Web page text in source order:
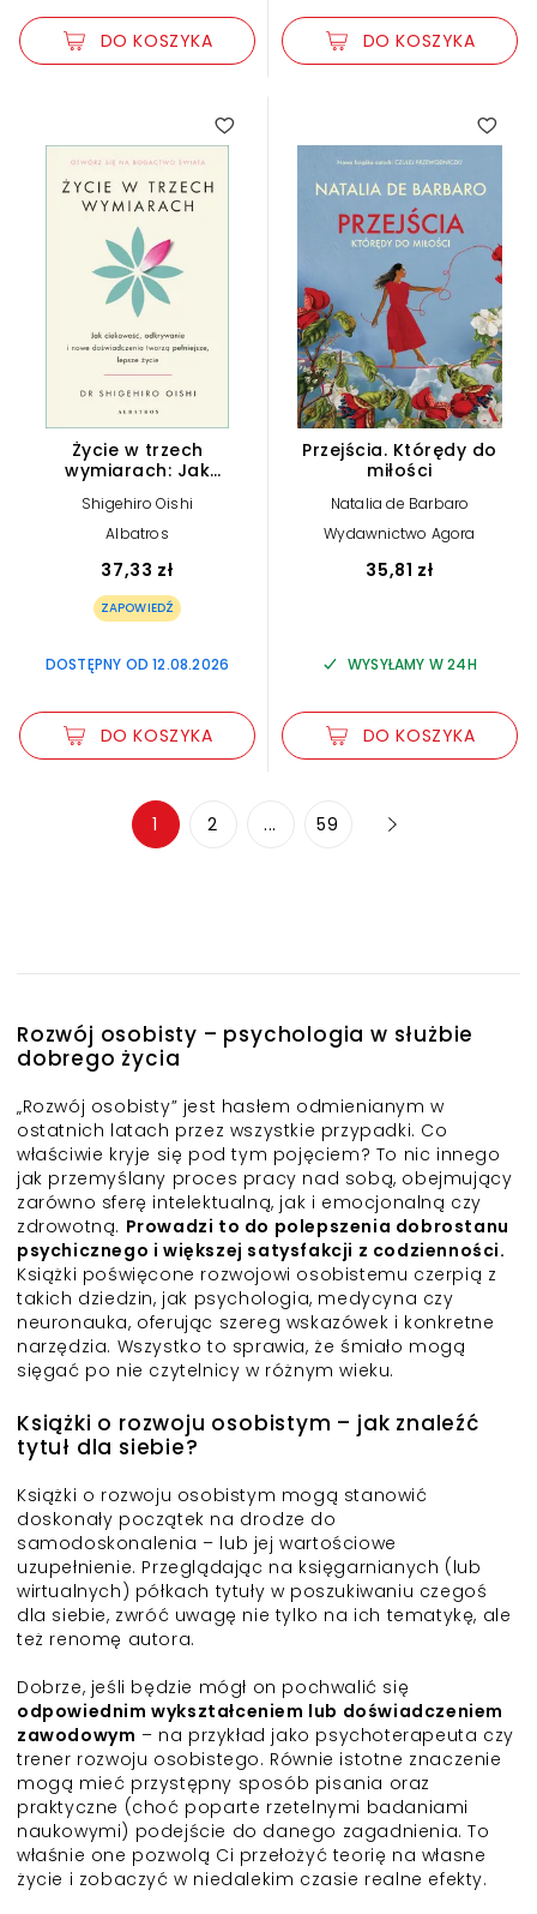
DO KOSZYKA DO KOSZYKA
Życie w trzech
wymiarach: Jak
doświadczenie tworzą
pełniejsze, lepsze życie
Shigehiro Oishi
Albatros
37,33 zł
ZAPOWIEDŹ
DOSTĘPNY OD 12.08.2026
DO KOSZYKA
Przejścia. Którędy do
miłości
Natalia de Barbaro
Wydawnictwo Agora
35,81 zł
WYSYŁAMY W 24H
DO KOSZYKA
1 2 ... 59
Rozwój osobisty – psychologia w służbie
dobrego życia
„Rozwój osobisty” jest hasłem odmienianym w
ostatnich latach przez wszystkie przypadki. Co
właściwie kryje się pod tym pojęciem? To nic innego
jak przemyślany proces pracy nad sobą, obejmujący
zarówno sferę intelektualną, jak i emocjonalną czy
zdrowotną. Prowadzi to do polepszenia dobrostanu
psychicznego i większej satysfakcji z codzienności.
Książki poświęcone rozwojowi osobistemu czerpią z
takich dziedzin, jak psychologia, medycyna czy
neuronauka, oferując szereg wskazówek i konkretne
narzędzia. Wszystko to sprawia, że śmiało mogą
sięgać po nie czytelnicy w różnym wieku.
Książki o rozwoju osobistym – jak znaleźć
tytuł dla siebie?
Książki o rozwoju osobistym mogą stanowić
doskonały początek na drodze do
samodoskonalenia – lub jej wartościowe
uzupełnienie. Przeglądając na księgarnianych (lub
wirtualnych) półkach tytuły w poszukiwaniu czegoś
dla siebie, zwróć uwagę nie tylko na ich tematykę, ale
też renomę autora.
Dobrze, jeśli będzie mógł on pochwalić się
odpowiednim wykształceniem lub doświadczeniem
zawodowym – na przykład jako psychoterapeuta czy
trener rozwoju osobistego. Równie istotne znaczenie
mogą mieć przystępny sposób pisania oraz
praktyczne (choć poparte rzetelnymi badaniami
naukowymi) podejście do danego zagadnienia. To
właśnie one pozwolą Ci przełożyć teorię na własne
życie i zobaczyć w niedalekim czasie realne efekty.